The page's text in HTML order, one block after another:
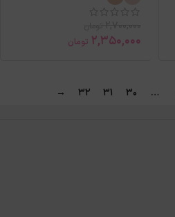
2,350,000 تومان
…
30
31
32
→